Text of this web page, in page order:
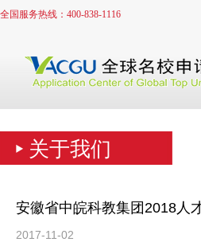
全国服务热线：400-838-1116
关于我们
安徽省中皖科教集团2018人
2017-11-02